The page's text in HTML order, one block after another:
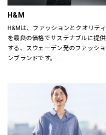
H&M
H&Mは、ファッションとクオリティ
を最良の価格でサステナブルに提供
する、スウェーデン発のファッショ
ンブランドです。
さまをお迎えしています。
H&Mお問い合わせ窓口:
https://lin.ee/k1gDN7M（LINEでの
お問い合わせ）